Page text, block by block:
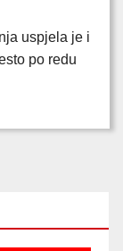
uspjela je i
po redu